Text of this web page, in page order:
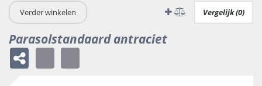
Verder winkelen Vergelijk (0)
Parasolstandaard antraciet